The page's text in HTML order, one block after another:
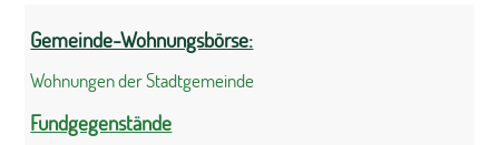
Gemeinde-Wohnungsbörse:
Wohnungen der Stadtgemeinde
Fundgegenstände